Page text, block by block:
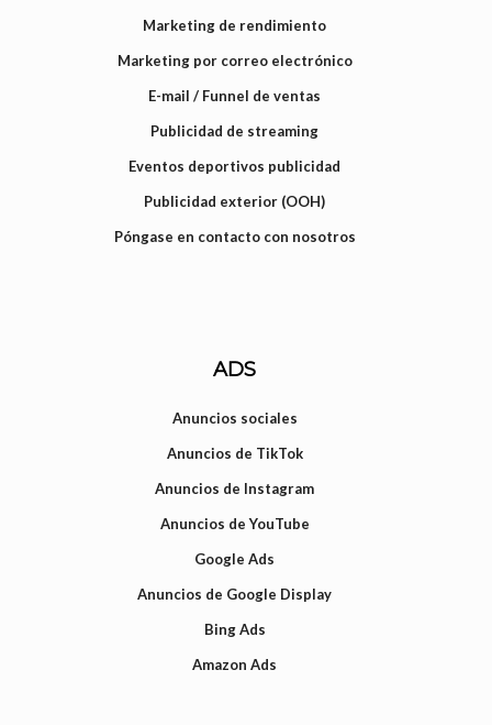
Marketing de rendimiento
Marketing por correo electrónico
E-mail / Funnel de ventas
Publicidad de streaming
Eventos deportivos publicidad
Publicidad exterior (OOH)
Póngase en contacto con nosotros
ADS
Anuncios sociales
Anuncios de TikTok
Anuncios de Instagram
Anuncios de YouTube
Google Ads
Anuncios de Google Display
Bing Ads
Amazon Ads